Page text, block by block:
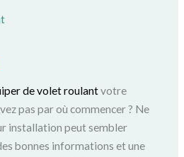
de volet roulantvotre
pas par où commencer ? Ne
installation peut sembler
bonnes informations et une